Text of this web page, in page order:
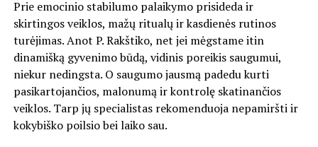
Prie emocinio stabilumo palaikymo prisideda ir
skirtingos veiklos, mažų ritualų ir kasdienės rutinos
turėjimas. Anot P. Rakštiko, net jei mėgstame itin
dinamišką gyvenimo būdą, vidinis poreikis saugumui,
niekur nedingsta. O saugumo jausmą padedu kurti
pasikartojančios, malonumą ir kontrolę skatinančios
veiklos. Tarp jų specialistas rekomenduoja nepamiršti ir
kokybiško poilsio bei laiko sau.